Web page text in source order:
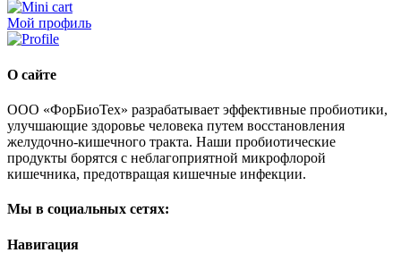
Мой профиль
О сайте
ООО «ФорБиоТех» разрабатывает эффективные пробиотики,
улучшающие здоровье человека путем восстановления
желудочно-кишечного тракта. Наши пробиотические
продукты борятся с неблагоприятной микрофлорой
кишечника, предотвращая кишечные инфекции.
Мы в социальных сетях:
Навигация